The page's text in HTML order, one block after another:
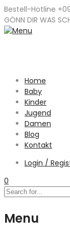
Bestell-Hotline
GÖNN DIR WAS
Home
Baby
Kinder
Jugend
Damen
Blog
Kontakt
Login /
0
Menu